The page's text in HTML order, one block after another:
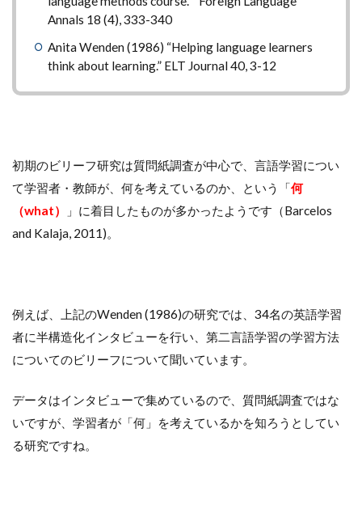
Annals 18 (4), 333-340
Anita Wenden (1986) “Helping language learners
think about learning.” ELT Journal 40, 3-12
初期のビリーフ研究は質問紙調査が中心で、言語学習につい
て学習者・教師が、何を考えているのか、という「何
（what）
」に着目したものが多かったようです（Barcelos
and Kalaja, 2011)。
例えば、上記のWenden (1986)の研究では、34名の英語学習
者に半構造化インタビューを行い、第二言語学習の学習方法
についてのビリーフについて聞いています。
データはインタビューで集めているので、質問紙調査ではな
いですが、学習者が「何」を考えているかを知ろうとしてい
る研究ですね。